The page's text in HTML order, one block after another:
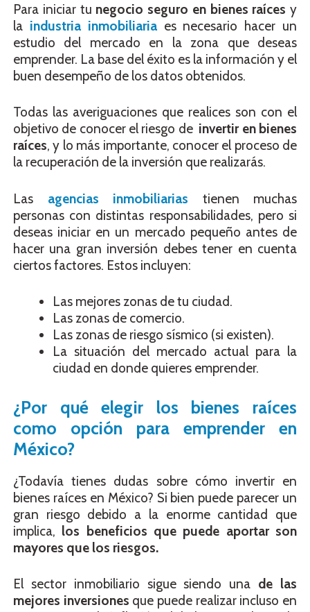
Para iniciar tu negocio seguro en bienes raíces y
la industria inmobiliariaes necesario hacer un
estudio del mercado en la zona que deseas
emprender. La base del éxito es la información y el
buen desempeño de los datos obtenidos.
Todas las averiguaciones que realices son con el
objetivo de conocer el riesgo de invertir en bienes
raíces, y lo más importante, conocer el proceso de
la recuperación de la inversión que realizarás.
Las agencias inmobiliarias tienen muchas
personas con distintas responsabilidades, pero si
deseas iniciar en un mercado pequeño antes de
hacer una gran inversión debes tener en cuenta
ciertos factores. Estos incluyen:
Las mejores zonas de tu ciudad.
Las zonas de comercio.
Las zonas de riesgo sísmico (si existen).
La situación del mercado actual para la
ciudad en donde quieres emprender.
¿Por qué elegir los bienes raíces
como opción para emprender en
México?
¿Todavía tienes dudas sobre cómo invertir en
bienes raíces en México? Si bien puede parecer un
gran riesgo debido a la enorme cantidad que
implica, los beneficios que puede aportar son
mayores que los riesgos.
El sector inmobiliario sigue siendo una de las
mejores inversiones que puede realizar incluso en